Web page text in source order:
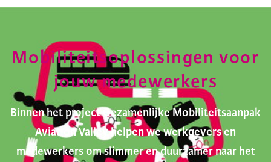
Mobiliteitsoplossingen voor
jouw medewerkers
Binnen het project Gezamenlijke Mobiliteitsaanpak
Aviation Valley helpen we werkgevers en
medewerkers om slimmer en duurzamer naar het